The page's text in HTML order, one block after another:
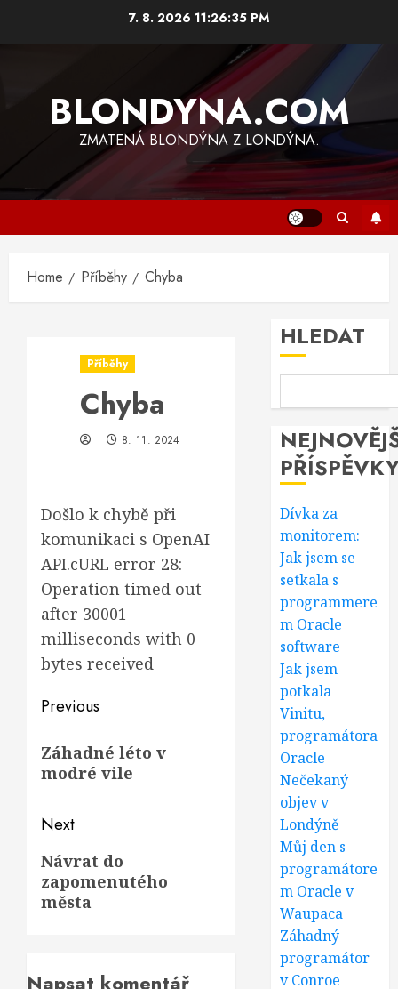
7. 8. 2026 11:26:35 PM
BLONDYNA.COM
ZMATENÁ BLONDÝNA Z LONDÝNA.
Home Příběhy Chyba
Příběhy
Chyba
8. 11. 2024
Došlo k chybě při
komunikaci s OpenAI
API.cURL error 28:
Operation timed out
after 30001
milliseconds with 0
bytes received
Post
navigation
Previous
post:
Záhadné léto v
modré vile
Next
Next
post:
Návrat do
zapomenutého
města
Napsat komentář
HLEDAT
Dívka za
monitorem:
Jak jsem se
setkala s
programmere
m Oracle
software
Jak jsem
potkala
Vinitu,
programátora
Oracle
Nečekaný
objev v
Londýně
Můj den s
programátore
m Oracle v
Waupaca
Záhadný
programátor
v Conroe